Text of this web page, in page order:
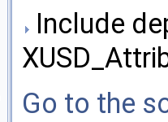
Include
Go to the